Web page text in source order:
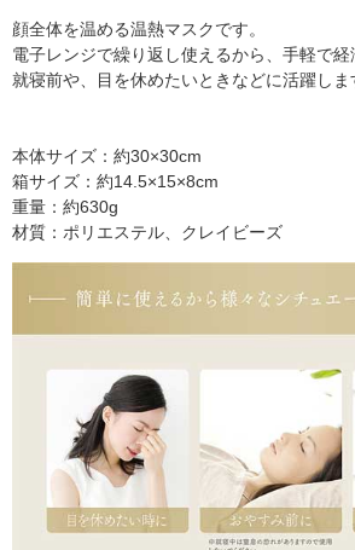
顔全体を温める温熱マスクです。
電子レンジで繰り返し使えるから、手軽で経
就寝前や、目を休めたいときなどに活躍しま
本体サイズ：約30×30cm
箱サイズ：約14.5×15×8cm
重量：約630g
材質：ポリエステル、クレイビーズ